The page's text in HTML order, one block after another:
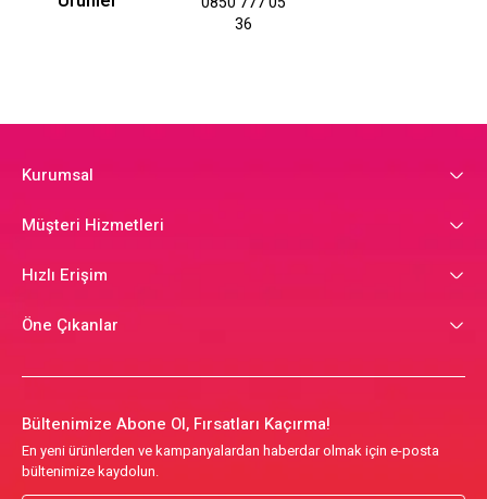
36
Kurumsal
Müşteri Hizmetleri
Hızlı Erişim
Öne Çıkanlar
Bültenimize Abone Ol, Fırsatları Kaçırma!
En yeni ürünlerden ve kampanyalardan haberdar olmak için e-posta
bültenimize kaydolun.